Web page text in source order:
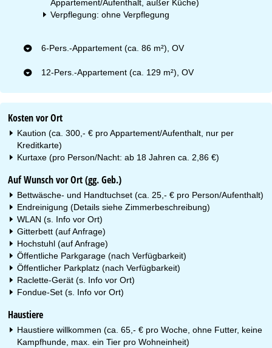
Appartement/Aufenthalt, außer Küche)
Verpflegung: ohne Verpflegung
6-Pers.-Appartement (ca. 86 m²), OV
12-Pers.-Appartement (ca. 129 m²), OV
Kosten vor Ort
Kaution (ca. 300,- € pro Appartement/Aufenthalt, nur per
Kreditkarte)
Kurtaxe (pro Person/Nacht: ab 18 Jahren ca. 2,86 €)
Auf Wunsch vor Ort (gg. Geb.)
Bettwäsche- und Handtuchset (ca. 25,- € pro Person/Aufenthalt)
Endreinigung (Details siehe Zimmerbeschreibung)
WLAN (s. Info vor Ort)
Gitterbett (auf Anfrage)
Hochstuhl (auf Anfrage)
Öffentliche Parkgarage (nach Verfügbarkeit)
Öffentlicher Parkplatz (nach Verfügbarkeit)
Raclette-Gerät (s. Info vor Ort)
Fondue-Set (s. Info vor Ort)
Haustiere
Haustiere willkommen (ca. 65,- € pro Woche, ohne Futter, keine
Kampfhunde, max. ein Tier pro Wohneinheit)